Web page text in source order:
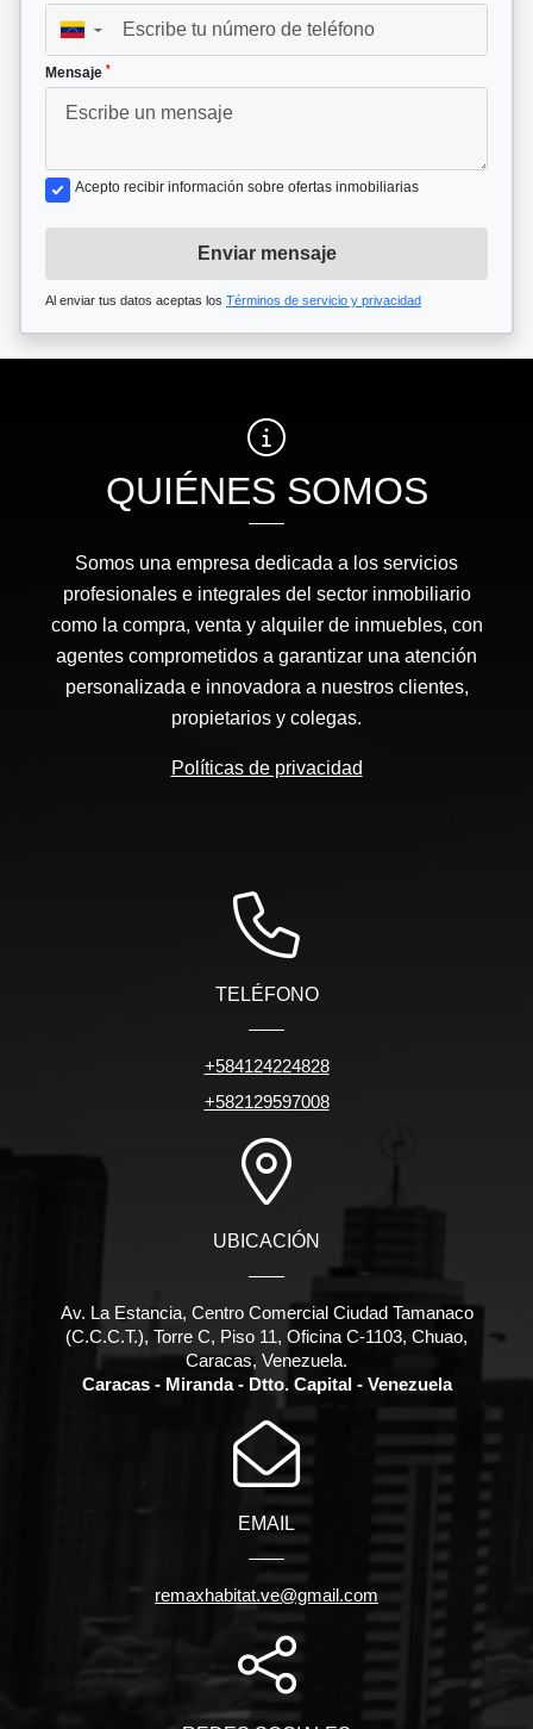
▼
Mensaje *
Acepto recibir información sobre ofertas inmobiliarias
Enviar mensaje
Al enviar tus datos aceptas los Términos de servicio y privacidad
QUIÉNES SOMOS
Somos una empresa dedicada a los servicios
profesionales e integrales del sector inmobiliario
como la compra, venta y alquiler de inmuebles, con
agentes comprometidos a garantizar una atención
personalizada e innovadora a nuestros clientes,
propietarios y colegas.
Políticas de privacidad
TELÉFONO
+584124224828
+582129597008
UBICACIÓN
Av. La Estancia, Centro Comercial Ciudad Tamanaco
(C.C.C.T.), Torre C, Piso 11, Oficina C-1103, Chuao,
Caracas, Venezuela.
Caracas - Miranda - Dtto. Capital - Venezuela
EMAIL
remaxhabitat.ve@gmail.com